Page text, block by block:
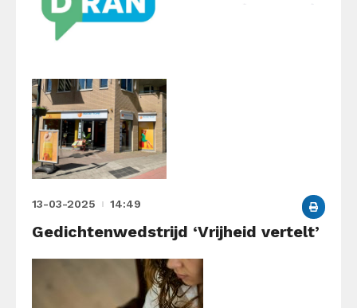
13-03-2025 14:49
Gedichtenwedstrijd ‘Vrijheid vertelt’